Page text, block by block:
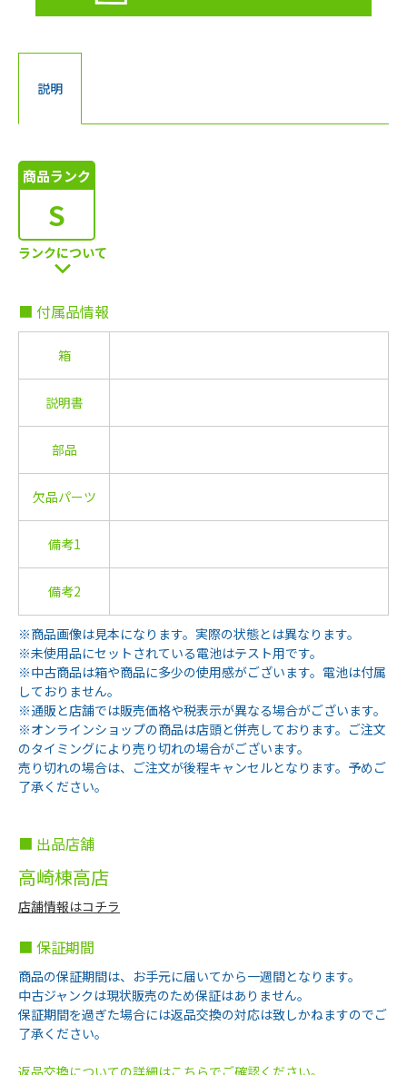
説明
商品ランク
S
ランクについて
■ 付属品情報
箱
説明書
部品
欠品パーツ
備考1
備考2
※商品画像は見本になります。実際の状態とは異なります。
※未使用品にセットされている電池はテスト用です。
※中古商品は箱や商品に多少の使用感がございます。電池は付属
しておりません。
※通販と店舗では販売価格や税表示が異なる場合がございます。
※オンラインショップの商品は店頭と併売しております。ご注文
のタイミングにより売り切れの場合がございます。
売り切れの場合は、ご注文が後程キャンセルとなります。予めご
了承ください。
■ 出品店舗
高崎棟高店
店舗情報はコチラ
■ 保証期間
商品の保証期間は、お手元に届いてから一週間となります。
中古ジャンクは現状販売のため保証はありません。
保証期間を過ぎた場合には返品交換の対応は致しかねますのでご
了承ください。
返品交換についての詳細はこちらでご確認ください。